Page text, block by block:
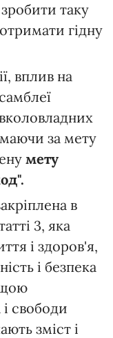
таку
гідну
вплив на
маючи за мету
мету
в
3, яка
і здоров'я,
і безпека
свободи
зміст і